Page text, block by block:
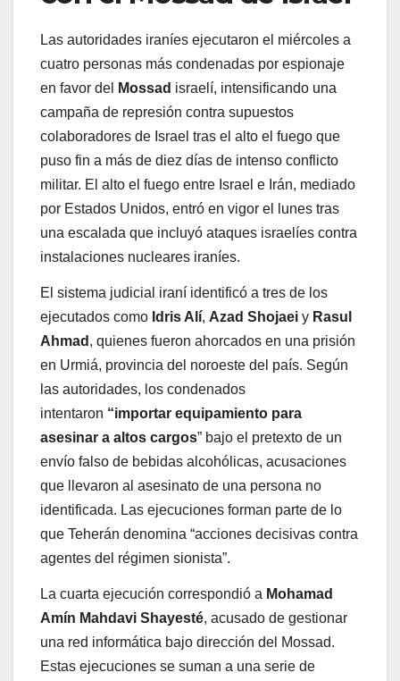
Las autoridades iraníes ejecutaron el miércoles a
cuatro personas más condenadas por espionaje
en favor del
Mossad israelí, intensificando una
campaña de represión contra supuestos
colaboradores de Israel tras el alto el fuego que
puso fin a más de diez días de intenso conflicto
militar. El alto el fuego entre Israel e Irán, mediado
por Estados Unidos, entró en vigor el lunes tras
una escalada que incluyó ataques israelíes contra
instalaciones nucleares iraníes.
El sistema judicial iraní identificó a tres de los
ejecutados como Idris Alí, Azad Shojaei y Rasul
Ahmad , quienes fueron ahorcados en una prisión
en Urmiá, provincia del noroeste del país. Según
las autoridades, los condenados
intentaron “importar equipamiento para
asesinar a altos cargos” bajo el pretexto de un
envío falso de bebidas alcohólicas, acusaciones
que llevaron al asesinato de una persona no
identificada. Las ejecuciones forman parte de lo
que Teherán denomina “acciones decisivas contra
agentes del régimen sionista”.
La cuarta ejecución correspondió a Mohamad
Amín Mahdavi Shayesté, acusado de gestionar
una red informática bajo dirección del Mossad.
Estas ejecuciones se suman a una serie de